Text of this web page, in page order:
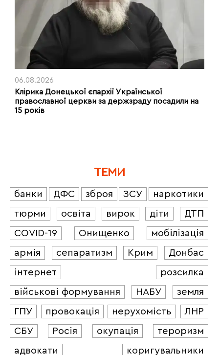
06.08.2026
Клірика Донецької єпархії Української
православної церкви за держзраду посадили на
15 років
ТЕМИ
банки ДФС зброя ЗСУ
наркотики
тюрми
освіта вирок діти
ДТП
COVID-19
Онищенко
мобілізація
армія
сепаратизм Крим
Донбас
інтернет
розсилка
військові формування
НАБУ
земля
ГПУ
провокація нерухомість
ЛНР
СБУ
Росія окупація
тероризм
адвокати
коригувальники